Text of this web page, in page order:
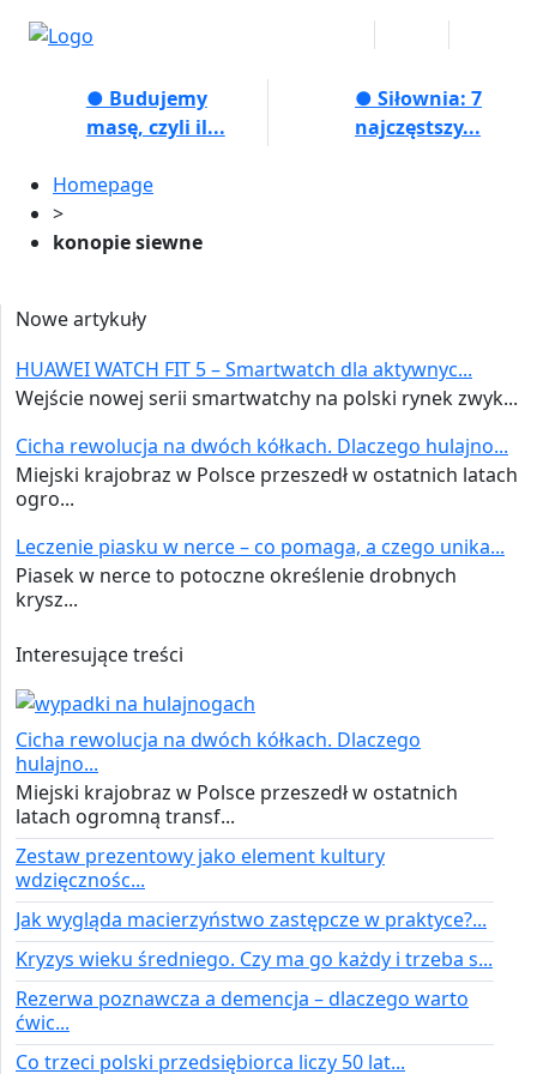
● Budujemy
masę, czyli il...
● Siłownia: 7
najczęstszy...
Homepage
>
konopie siewne
Nowe artykuły
HUAWEI WATCH FIT 5 – Smartwatch dla aktywnyc...
Wejście nowej serii smartwatchy na polski rynek zwyk...
Cicha rewolucja na dwóch kółkach. Dlaczego hulajno...
Miejski krajobraz w Polsce przeszedł w ostatnich latach
ogro...
Leczenie piasku w nerce – co pomaga, a czego unika...
Piasek w nerce to potoczne określenie drobnych
krysz...
Interesujące treści
Cicha rewolucja na dwóch kółkach. Dlaczego
hulajno...
Miejski krajobraz w Polsce przeszedł w ostatnich
latach ogromną transf...
Zestaw prezentowy jako element kultury
wdzięcznośc...
Jak wygląda macierzyństwo zastępcze w praktyce?...
Kryzys wieku średniego. Czy ma go każdy i trzeba s...
Rezerwa poznawcza a demencja – dlaczego warto
ćwic...
Co trzeci polski przedsiębiorca liczy 50 lat...